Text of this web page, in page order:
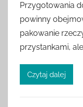
Przygotowania
powinny
pakowanie
przystankami, ale
Czytaj dalej